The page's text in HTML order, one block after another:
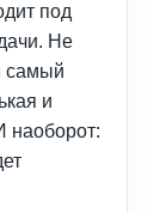
под
Не
самый
и
наоборот: